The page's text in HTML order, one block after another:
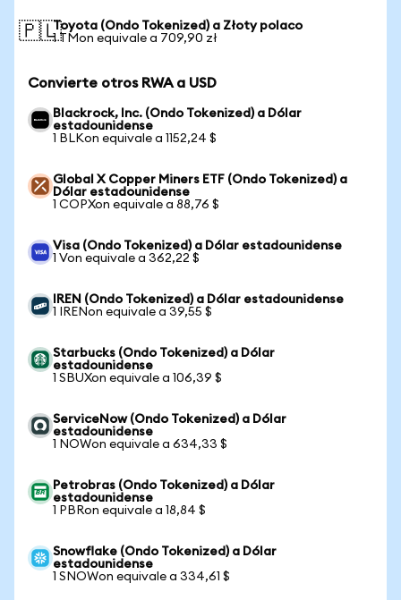
🇵🇱Toyota (Ondo Tokenized) a Złoty polaco
1 TMon equivale a 709,90 zł
Convierte otros RWA a USD
Blackrock, Inc. (Ondo Tokenized) a Dólar
estadounidense
1 BLKon equivale a 1152,24 $
Global X Copper Miners ETF (Ondo Tokenized) a
Dólar estadounidense
1 COPXon equivale a 88,76 $
Visa (Ondo Tokenized) a Dólar estadounidense
1 Von equivale a 362,22 $
IREN (Ondo Tokenized) a Dólar estadounidense
1 IRENon equivale a 39,55 $
Starbucks (Ondo Tokenized) a Dólar
estadounidense
1 SBUXon equivale a 106,39 $
ServiceNow (Ondo Tokenized) a Dólar
estadounidense
1 NOWon equivale a 634,33 $
Petrobras (Ondo Tokenized) a Dólar
estadounidense
1 PBRon equivale a 18,84 $
Snowflake (Ondo Tokenized) a Dólar
estadounidense
1 SNOWon equivale a 334,61 $